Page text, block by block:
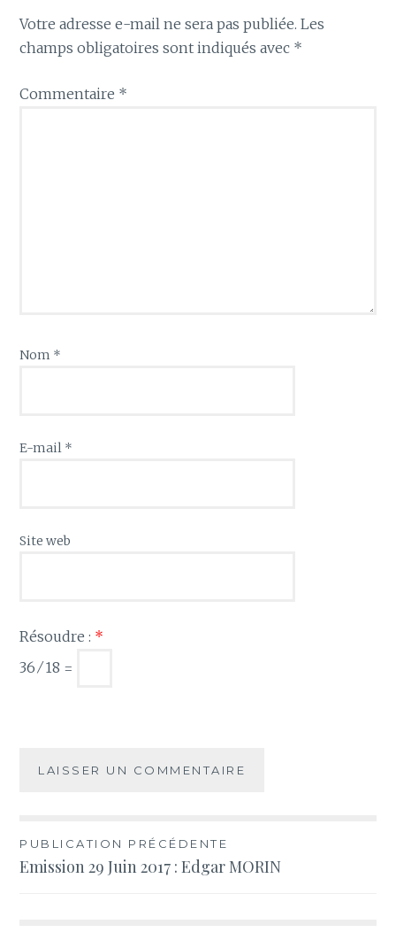
Votre adresse e-mail ne sera pas publiée. Les
champs obligatoires sont indiqués avec *
Commentaire *
Nom *
E-mail *
Site web
Résoudre : *
36 ⁄ 18 =
Navigation
de
PUBLICATION PRÉCÉDENTE
Emission 29 Juin 2017 : Edgar MORIN